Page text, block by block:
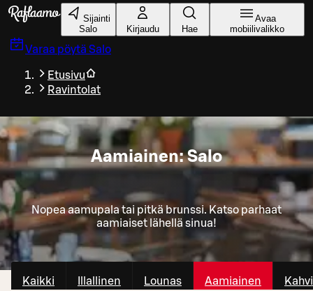
Siirry pääsisältöön
Sijainti
Salo
Kirjaudu Hae
Avaa
mobiilivalikko
Varaa pöytä Salo
Etusivu
Ravintolat
Aamiainen: Salo
Nopea aamupala tai pitkä brunssi. Katso parhaat
aamiaiset lähellä sinua!
Kaikki Illallinen Lounas Aamiainen